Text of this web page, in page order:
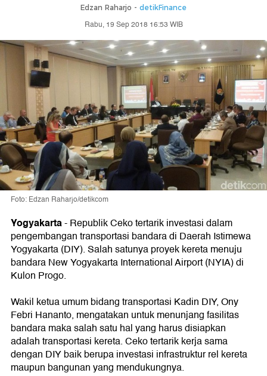
Edzan Raharjo - detikFinance
Rabu, 19 Sep 2018 16:53 WIB
Foto: Edzan Raharjo/detikcom
Yogyakarta-Republik Ceko tertarik investasi dalam
pengembangan transportasi bandara di Daerah Istimewa
Yogyakarta (DIY). Salah satunya proyek kereta menuju
bandara New Yogyakarta International Airport (NYIA) di
Kulon Progo.
Wakil ketua umum bidang transportasi Kadin DIY, Ony
Febri Hananto, mengatakan untuk menunjang fasilitas
bandara maka salah satu hal yang harus disiapkan
adalah transportasi kereta. Ceko tertarik kerja sama
dengan DIY baik berupa investasi infrastruktur rel kereta
maupun bangunan yang mendukungnya.